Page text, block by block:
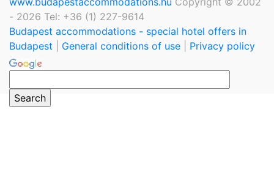
- 2026 Tel: +36 (1) 227-9614
Budapest accommodations - special hotel offers in
Budapest
General conditions of use Privacy policy